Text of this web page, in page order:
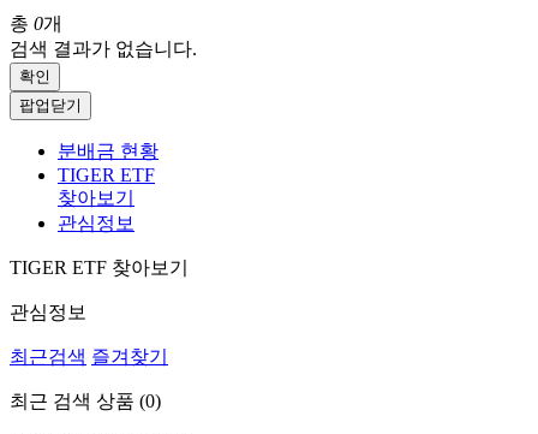
총 0개
검색 결과가 없습니다.
확인
팝업닫기
분배금 현황
TIGER ETF
찾아보기
관심정보
TIGER ETF 찾아보기
관심정보
최근검색 즐겨찾기
최근 검색 상품 (0)